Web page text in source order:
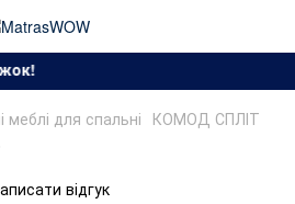
меблі для спальні КОМОД СПЛІТ
відгук